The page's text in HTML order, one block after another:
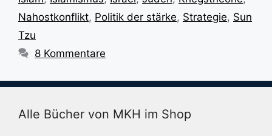
Nahostkonflikt, Politik der stärke, Strategie, Sun
Tzu
8 Kommentare
Alle Bücher von MKH im Shop